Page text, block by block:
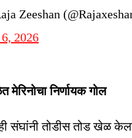
Zeeshan
2026
मेरिनोचा निर्णायक गोल
संघांनी तोडीस तोड खेळ